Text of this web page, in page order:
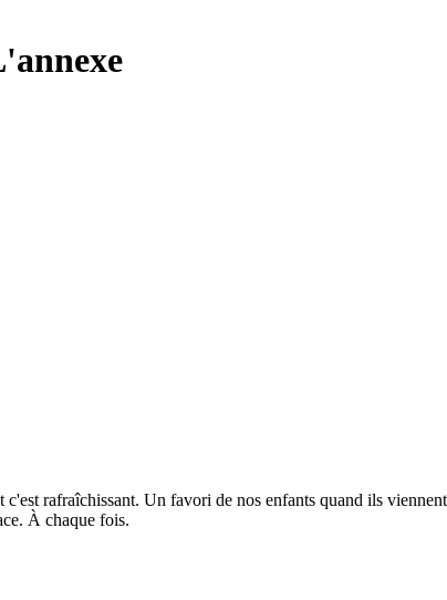
rafraîchissant. Un favori de nos enfants quand ils
À chaque fois.